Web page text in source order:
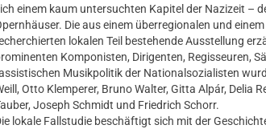
einem kaum untersuchten Kapitel der Nazizeit –
Die aus einem überregionalen und
lokalen Teil bestehende Ausstellung
Komponisten, Dirigenten, Regisseuren,
Musikpolitik der Nationalsozialisten
Otto Klemperer, Bruno Walter, Gitta Alpár, Delia
Joseph Schmidt und Friedrich Schorr.
lokale Fallstudie beschäftigt sich mit der